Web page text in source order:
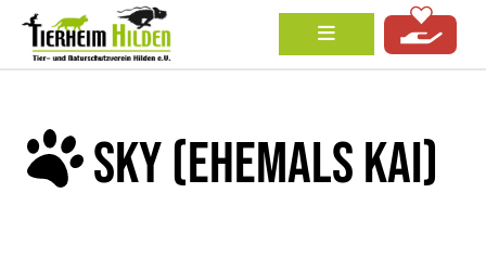
SKY (EHEMALS KAI)